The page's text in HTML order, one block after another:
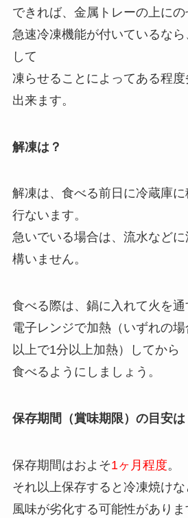
できれば、金属トレーの上にの
急速冷凍機能が付いているな
して
凍らせることによってある程
出来ます。
解凍は？
解凍は、食べる前日に冷蔵庫
行ないます。
急いでいる場合は、流水など
構いません。
食べる際は、鍋に入れて火を通
電子レンジで加熱（いずれの
以上で1分以上加熱）してから
食べるようにしましょう。
保存期間（賞味期限）の目安は
保存期間はおよそ1ヶ月程度。
それ以上保存すると冷凍焼けな
風味が劣化する可能性がありま